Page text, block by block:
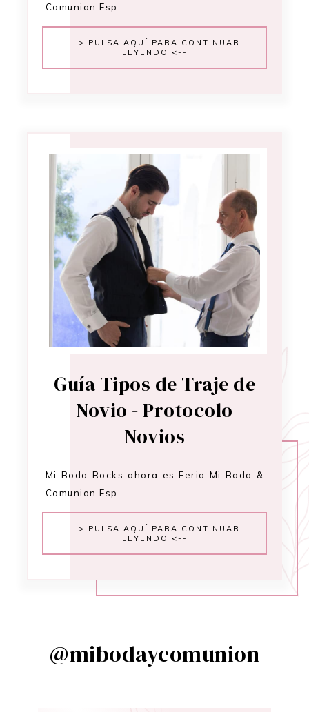
Comunion Esp
--> PULSA AQUÍ PARA CONTINUAR
LEYENDO <--
Guía Tipos de Traje de
Novio - Protocolo
Novios
Mi Boda Rocks ahora es Feria Mi Boda &
Comunion Esp
--> PULSA AQUÍ PARA CONTINUAR
LEYENDO <--
@mibodaycomunion